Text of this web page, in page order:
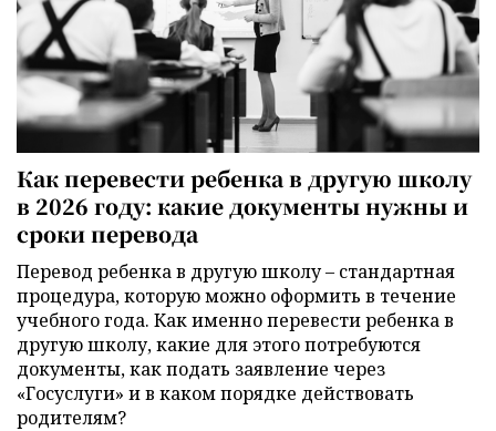
Как перевести ребенка в другую школу
в 2026 году: какие документы нужны и
сроки перевода
Перевод ребенка в другую школу – стандартная
процедура, которую можно оформить в течение
учебного года. Как именно перевести ребенка в
другую школу, какие для этого потребуются
документы, как подать заявление через
«Госуслуги» и в каком порядке действовать
родителям?